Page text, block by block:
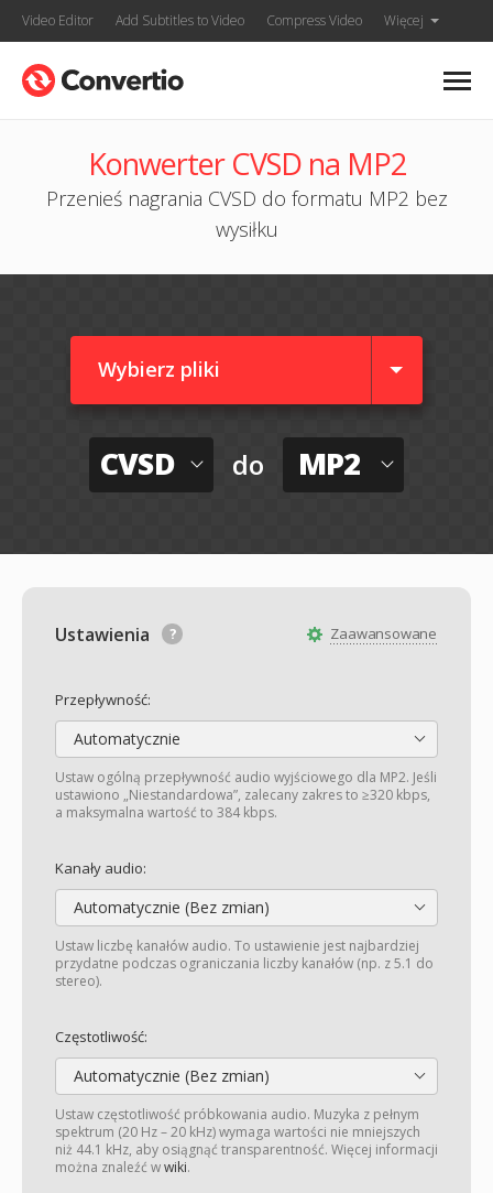
Video Editor Add Subtitles to Video Compress Video Więcej
Konwerter CVSD na MP2
Przenieś nagrania CVSD do formatu MP2 bez
wysiłku
Wybierz pliki
CVSD do MP2
Zaawansowane
Ustawienia
Przepływność:
Automatycznie
Ustaw ogólną przepływność audio wyjściowego dla MP2. Jeśli
ustawiono „Niestandardowa”, zalecany zakres to ≥320 kbps,
a maksymalna wartość to 384 kbps.
Kanały audio:
Automatycznie (Bez zmian)
Ustaw liczbę kanałów audio. To ustawienie jest najbardziej
przydatne podczas ograniczania liczby kanałów (np. z 5.1 do
stereo).
Częstotliwość:
Automatycznie (Bez zmian)
Ustaw częstotliwość próbkowania audio. Muzyka z pełnym
spektrum (20 Hz – 20 kHz) wymaga wartości nie mniejszych
niż 44.1 kHz, aby osiągnąć transparentność. Więcej informacji
można znaleźć wwiki.